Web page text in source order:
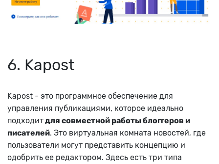
6. Kapost
Kapost - это программное обеспечение для
управления публикациями, которое идеально
подходитдля совместной работы блоггеров и
писателей. Это виртуальная комната новостей, где
пользователи могут представить концепцию и
одобрить ее редактором. Здесь есть три типа